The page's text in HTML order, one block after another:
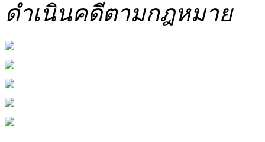
ดำเนินคดีตามกฎหมาย